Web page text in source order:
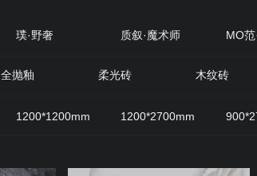
璞·野奢 质叙·魔术师 MO范
全抛釉 柔光砖 木纹砖
1200*1200mm 1200*2700mm